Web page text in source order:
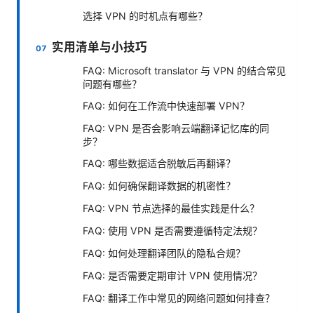
选择 VPN 的时机点有哪些？
实用清单与小技巧
FAQ: Microsoft translator 与 VPN 的结合常见
问题有哪些？
FAQ: 如何在工作流中快速部署 VPN？
FAQ: VPN 是否会影响云端翻译记忆库的同
步？
FAQ: 哪些数据适合脱敏后再翻译？
FAQ: 如何确保翻译数据的机密性？
FAQ: VPN 节点选择的最佳实践是什么？
FAQ: 使用 VPN 是否需要遵循特定法规？
FAQ: 如何处理翻译团队的隐私合规？
FAQ: 是否需要定期审计 VPN 使用情况？
FAQ: 翻译工作中常见的网络问题如何排查？